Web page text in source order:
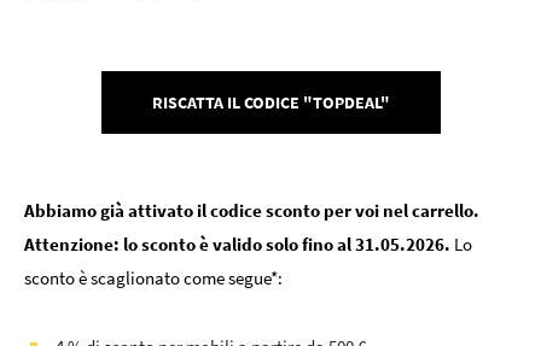
RISCATTA IL CODICE "TOPDEAL"
Abbiamo già attivato il codice sconto per voi nel carrello.
Attenzione: lo sconto è valido solo fino al 31.05.2026. Lo
sconto è scaglionato come segue*: